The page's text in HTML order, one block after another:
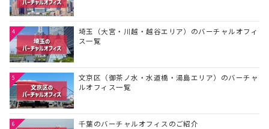
4
埼玉（大宮・川越・越谷エリア）のバーチャルオフィ
ス一覧
5
文京区（御茶ノ水・水道橋・湯島エリア）のバーチャ
ルオフィス一覧
6 千葉のバーチャルオフィスのご紹介